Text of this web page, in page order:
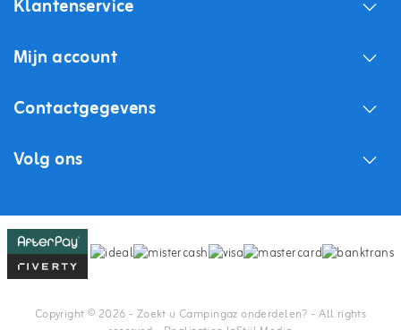
Klantenservice
Mijn account
Contactgegevens
Volg ons
Copyright © 2026 - Zoekt u Campingaz onderdelen? - All rights